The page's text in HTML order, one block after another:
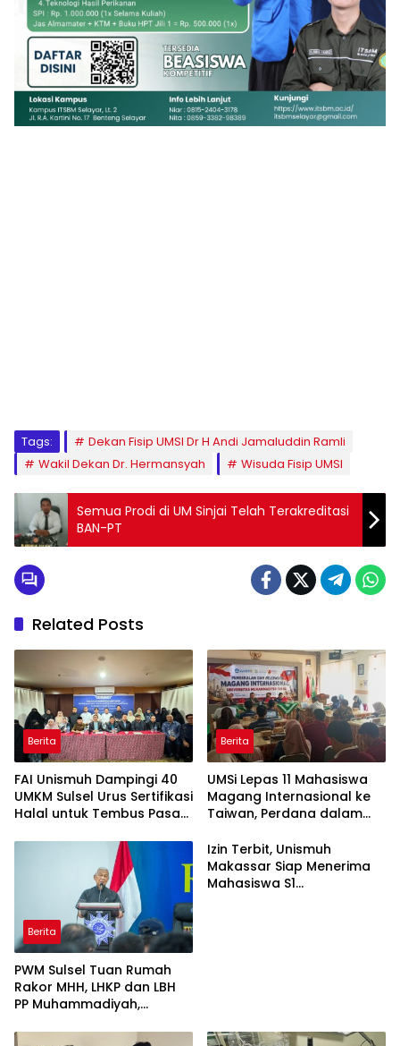
Tags:
Dekan Fisip UMSI Dr H Andi Jamaluddin Ramli
Wakil Dekan Dr. Hermansyah
Wisuda Fisip UMSI
Semua Prodi di UM Sinjai Telah Terakreditasi
BAN-PT
Related Posts
Berita
FAI Unismuh Dampingi 40
UMKM Sulsel Urus Sertifikasi
Halal untuk Tembus Pasar
Berita
UMSi Lepas 11 Mahasiswa
Magang Internasional ke
Taiwan, Perdana dalam
Berita
PWM Sulsel Tuan Rumah
Rakor MHH, LHKP dan LBH
PP Muhammadiyah,
dan Kebijakan Publik
Izin Terbit, Unismuh
Makassar Siap Menerima
Mahasiswa S1